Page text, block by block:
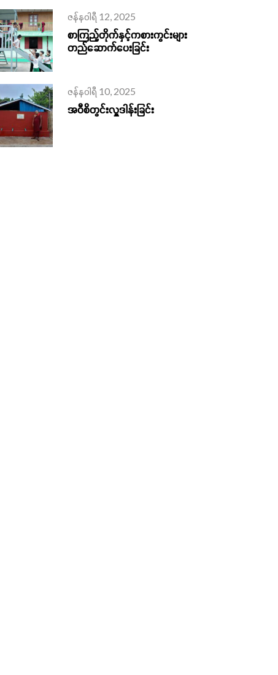
ဇန်နဝါရီ 12, 2025
စာကြည့်တိုက်နှင့်ကစားကွင်းများ
တည်ဆောက်ပေးခြင်း
ဇန်နဝါရီ 10, 2025
အဝီစိတွင်းလှူဒါန်းခြင်း